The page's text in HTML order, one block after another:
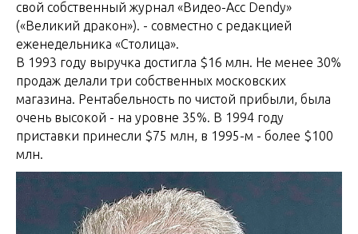
свой собственный журнал «Видео-Асс Dendy»
(«Великий дракон»). - совместно с редакцией
еженедельника «Столица».
В 1993 году выручка достигла $16 млн. Не менее 30%
продаж делали три собственных московских
магазина. Рентабельность по чистой прибыли, была
очень высокой - на уровне 35%. В 1994 году
приставки принесли $75 млн, в 1995-м - более $100
млн.